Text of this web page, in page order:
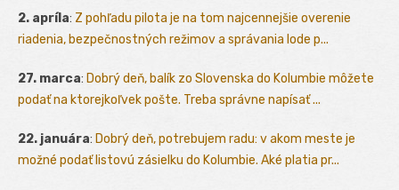
2. apríla: Z pohľadu pilota je na tom najcennejšie overenie
riadenia, bezpečnostných režimov a správania lode p...
27. marca: Dobrý deň, balík zo Slovenska do Kolumbie môžete
podať na ktorejkoľvek pošte. Treba správne napísať ...
22. januára: Dobrý deň, potrebujem radu: v akom meste je
možné podať listovú zásielku do Kolumbie. Aké platia pr...